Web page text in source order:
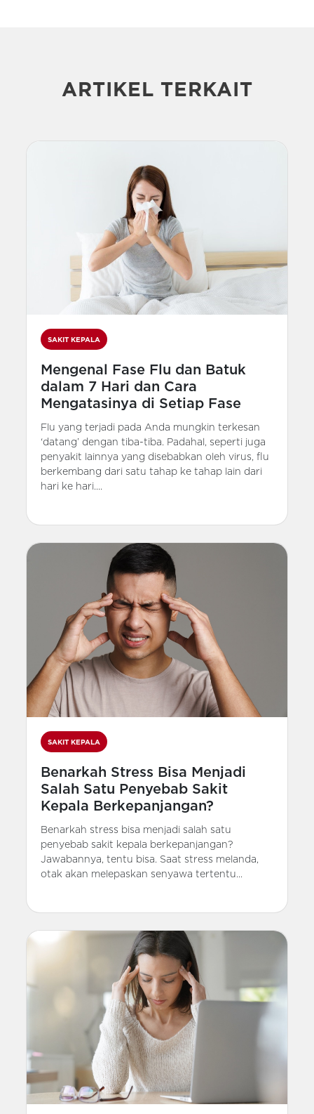
ARTIKEL TERKAIT
SAKIT KEPALA
Mengenal Fase Flu dan Batuk
dalam 7 Hari dan Cara
Mengatasinya di Setiap Fase
Flu yang terjadi pada Anda mungkin terkesan
‘datang’ dengan tiba-tiba. Padahal, seperti juga
penyakit lainnya yang disebabkan oleh virus, flu
berkembang dari satu tahap ke tahap lain dari
hari ke hari....
SAKIT KEPALA
Benarkah Stress Bisa Menjadi
Salah Satu Penyebab Sakit
Kepala Berkepanjangan?
Benarkah stress bisa menjadi salah satu
penyebab sakit kepala berkepanjangan?
Jawabannya, tentu bisa. Saat stress melanda,
otak akan melepaskan senyawa tertentu...